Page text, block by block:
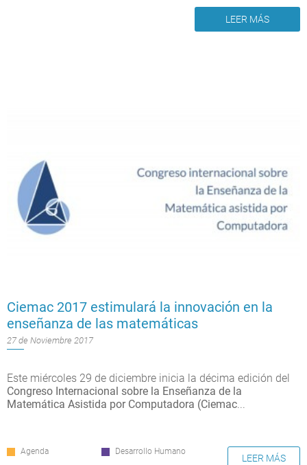
LEER MÁS
Ciemac 2017 estimulará la innovación en la
enseñanza de las matemáticas
27 de Noviembre 2017
Este miércoles 29 de diciembre inicia la décima edición del
Congreso Internacional sobre la Enseñanza de la
Matemática Asistida por Computadora (Ciemac...
Agenda Desarrollo Humano
LEER MÁS